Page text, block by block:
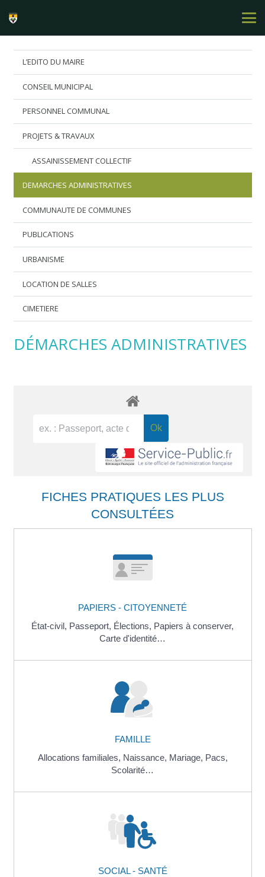
L’EDITO DU MAIRE
CONSEIL MUNICIPAL
PERSONNEL COMMUNAL
PROJETS & TRAVAUX
ASSAINISSEMENT COLLECTIF
DEMARCHES ADMINISTRATIVES
COMMUNAUTE DE COMMUNES
PUBLICATIONS
URBANISME
LOCATION DE SALLES
CIMETIERE
DÉMARCHES ADMINISTRATIVES
FICHES PRATIQUES LES PLUS
CONSULTÉES
PAPIERS - CITOYENNETÉ
État-civil, Passeport, Élections, Papiers à conserver,
Carte d'identité…
FAMILLE
Allocations familiales, Naissance, Mariage, Pacs,
Scolarité…
SOCIAL - SANTÉ